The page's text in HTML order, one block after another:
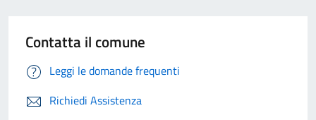
Contatta il comune
Leggi le domande frequenti
Richiedi Assistenza